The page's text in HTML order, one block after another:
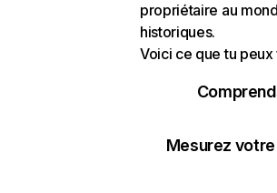
propriétaire au
historiques.
Voici ce que tu
Mesurez votre